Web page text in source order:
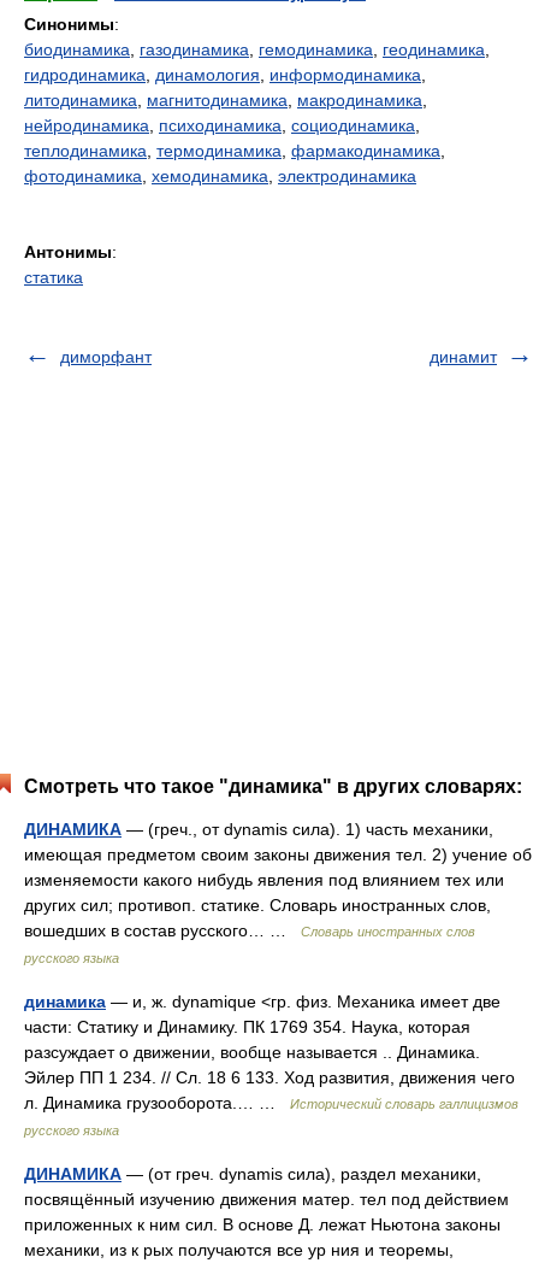
Синонимы:
биодинамика
газодинамика гемодинамика геодинамика
гидродинамика
динамология информодинамика
литодинамика
магнитодинамика макродинамика
нейродинамика
психодинамика социодинамика
теплодинамика термодинамика фармакодинамика
фотодинамика хемодинамика электродинамика
Антонимы:
статика
диморфант динамит
Смотреть что такое "динамика" в других словарях:
ДИНАМИКА — (греч., от dynamis сила). 1) часть механики,
имеющая предметом своим законы движения тел. 2) учение об
изменяемости какого нибудь явления под влиянием тех или
других сил; противоп. статике. Словарь иностранных слов,
вошедших в состав русского… …
Словарь иностранных слов
русского языка
динамика — и, ж. dynamique <гр. физ. Механика имеет две
части: Статику и Динамику. ПК 1769 354. Наука, которая
разсуждает о движении, вообще называется .. Динамика.
Эйлер ПП 1 234. // Сл. 18 6 133. Ход развития, движения чего
л. Динамика грузооборота.… …
Исторический словарь галлицизмов
русского языка
ДИНАМИКА — (от греч. dynamis сила), раздел механики,
посвящённый изучению движения матер. тел под действием
приложенных к ним сил. В основе Д. лежат Ньютона законы
механики, из к рых получаются все ур ния и теоремы,